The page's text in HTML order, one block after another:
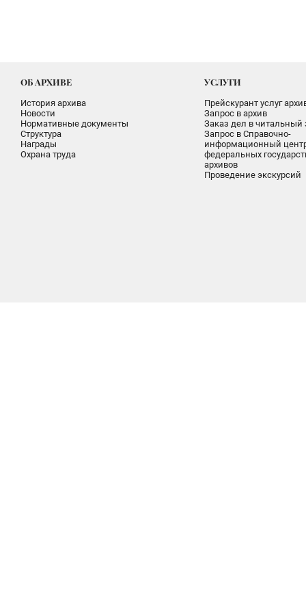
ОБ АРХИВЕ
История архива
Новости
Нормативные документы
Структура
Награды
Охрана труда
УСЛУГИ
Прейскурант услуг
Запрос в архив
Заказ дел в читальный
Запрос в Справочно-
информационный
федеральных
архивов
Проведение экскурсий